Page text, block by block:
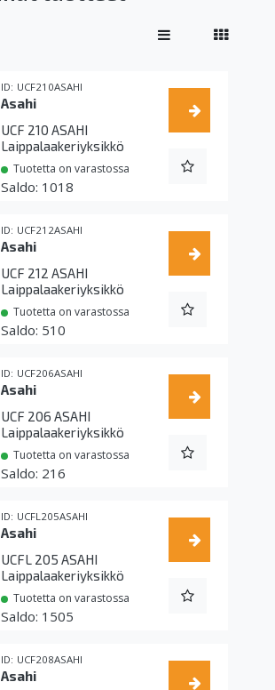
UCF210ASAHI
Asahi
UCF 210 ASAHI
Laippalaakeriyksikkö
Tuotetta on varastossa
1018
UCF212ASAHI
Asahi
UCF 212 ASAHI
Laippalaakeriyksikkö
Tuotetta on varastossa
510
UCF206ASAHI
Asahi
UCF 206 ASAHI
Laippalaakeriyksikkö
Tuotetta on varastossa
216
UCFL205ASAHI
Asahi
UCFL 205 ASAHI
Laippalaakeriyksikkö
Tuotetta on varastossa
1505
UCF208ASAHI
Asahi